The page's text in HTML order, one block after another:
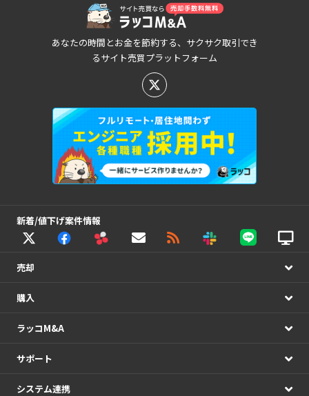
あなたの時間とお金を節約する、サクサク取引でき
るサイト売買プラットフォーム
新着/値下げ案件情報
売却
購入
ラッコM&A
サポート
システム連携